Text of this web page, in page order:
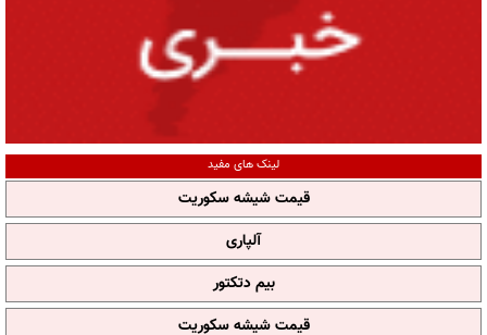
لینک های مفید
قیمت شیشه سکوریت
آلپاری
بیم دتکتور
قیمت شیشه سکوریت